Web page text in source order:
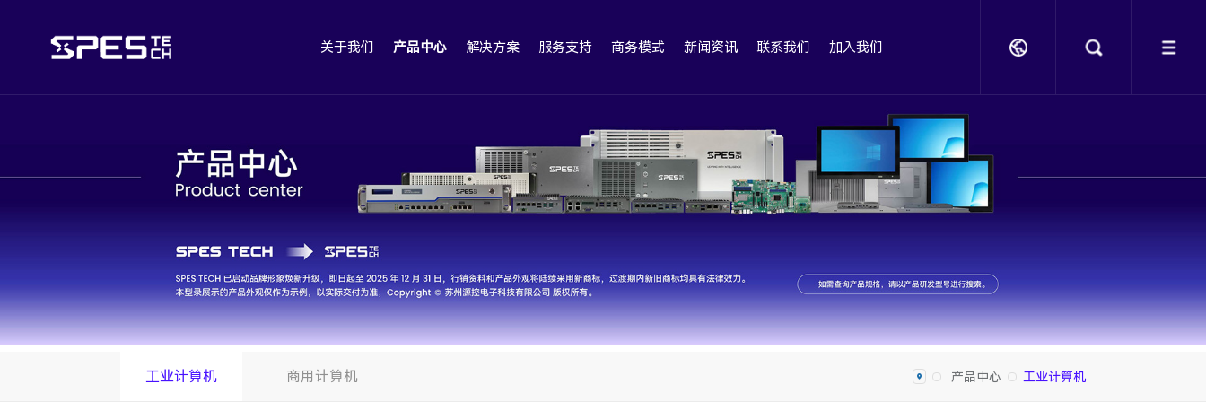
关于我们 产品中心 解决方案 服务支持 商务模式 新闻资讯 联系我们 加入我们
工业计算机 商用计算机 产品中心 工业计算机